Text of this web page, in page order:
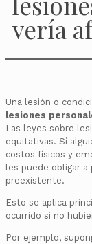
vería
Una lesión o
lesiones
Las leyes sobre
equitativas. Si
costos físicos y
les puede obligar
preexistente.
Esto se aplica
ocurrido si no
Por ejemplo,